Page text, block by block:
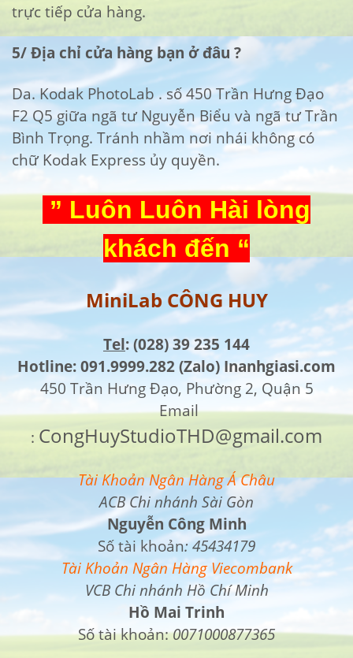
trực tiếp cửa hàng.
5/ Địa chỉ cửa hàng bạn ở đâu ?
Da. Kodak PhotoLab . số 450 Trần Hưng Đạo
F2 Q5 giữa ngã tư Nguyễn Biểu và ngã tư Trần
Bình Trọng. Tránh nhầm nơi nhái không có
chữ Kodak Express ủy quyền.
” Luôn Luôn Hài lòng
khách đến “
MiniLab CÔNG HUY
Tel: (028) 39 235 144
Hotline: 091.9999.282 (Zalo) Inanhgiasi.com
450 Trần Hưng Đạo, Phường 2, Quận 5
Email
: CongHuyStudioTHD@gmail.com
Tài Khoản Ngân Hàng Á Châu
ACB Chi nhánh Sài Gòn
Nguyễn Công Minh
Số tài khoản:45434179
Tài Khoản Ngân Hàng Viecombank
VCB Chi nhánh Hồ Chí Minh
Hồ Mai Trinh
Số tài khoản:0071000877365